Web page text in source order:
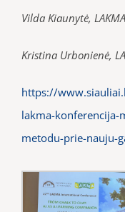
Vilda Kiaunytė,
Kristina Urbonienė,
https://
lakma-
metodu-prie-nauju-